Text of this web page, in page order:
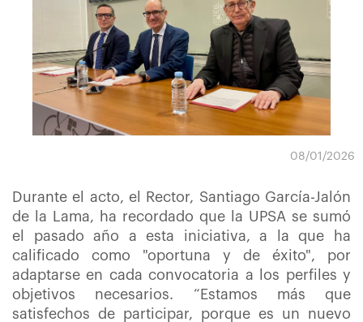
08/01/2026
Durante el acto, el Rector, Santiago García-Jalón
de la Lama, ha recordado que la UPSA se sumó
el pasado año a esta iniciativa, a la que ha
calificado como "oportuna y de éxito", por
adaptarse en cada convocatoria a los perfiles y
objetivos necesarios. “Estamos más que
satisfechos de participar, porque es un nuevo